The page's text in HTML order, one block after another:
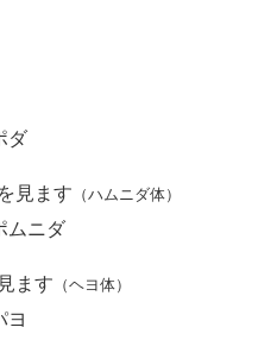
ダ
見ます （ハムニダ体）
ムニダ
ます （ヘヨ体）
ヨ